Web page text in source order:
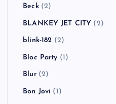
Beck(2)
BLANKEY JET CITY (2)
blink-182 (2)
Bloc Party (1)
Blur(2)
Bon Jovi (1)